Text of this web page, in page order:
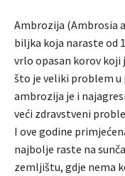
Ambrozija (Ambrosia
biljka koja naraste od
vrlo opasan korov koji
što je veliki problem
ambrozija je i
veći zdravstveni
I ove godine
najbolje raste na
zemljištu, gdje nema